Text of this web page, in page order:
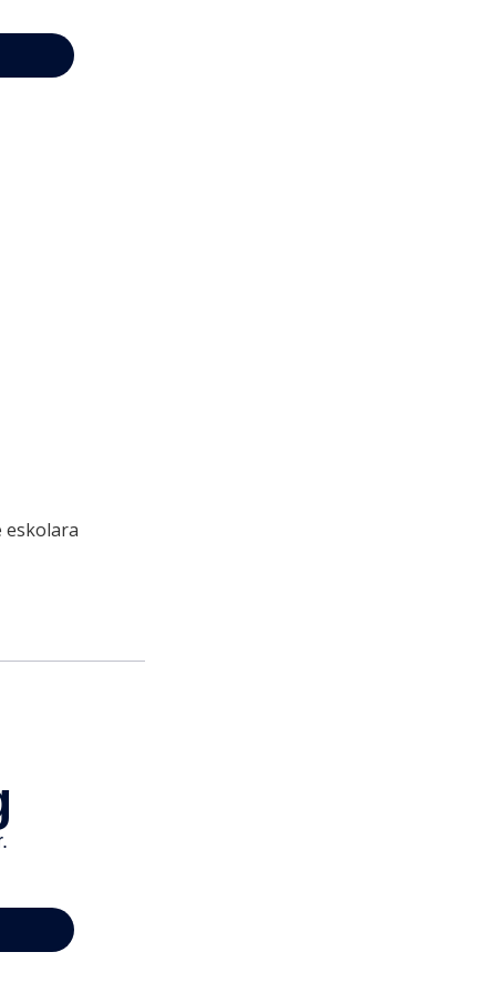
eskolara